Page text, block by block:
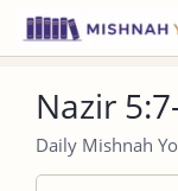
Nazir
Daily Mishnah